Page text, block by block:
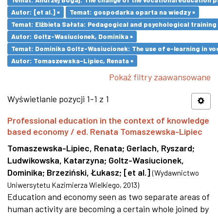
Autor: [et al.] ×
Temat: gospodarka oparta na wiedzy ×
Temat: Elżbieta Sałata: Pedagogical and psychological
Autor: Goltz-Wasiucionek, Dominika ×
Temat: Dominika Goltz-Wasiucionek: The use of e-learning in
Autor: Tomaszewska-Lipiec, Renata ×
Pokaż filtry zaawansowane
Wyświetlanie pozycji 1-1 z 1
Professional education in the context of knowledge
based economy / ed. Renata Tomaszewska-Lipiec
Tomaszewska-Lipiec, Renata; Gerlach, Ryszard;
Ludwikowska, Katarzyna; Goltz-Wasiucionek,
Dominika; Brzeziński, Łukasz; [et al.] (Wydawnictwo
Uniwersytetu Kazimierza Wielkiego, 2013)
Education and economy seen as two separate areas of
human activity are becoming a certain whole joined by